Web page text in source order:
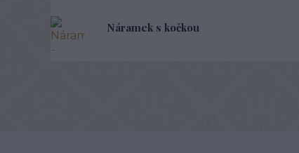
Náramek s kočkou